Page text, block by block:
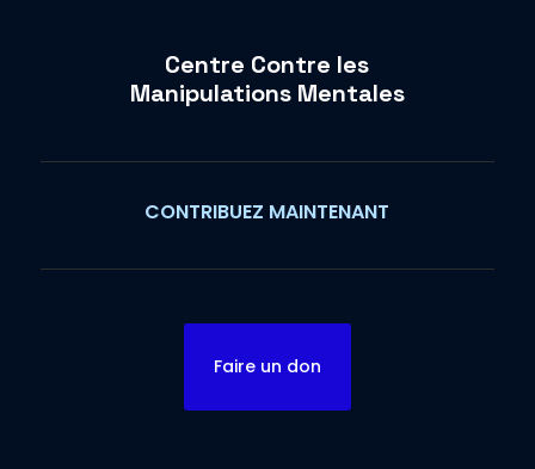
Centre Contre les
Manipulations Mentales
CONTRIBUEZ MAINTENANT
Faire un don